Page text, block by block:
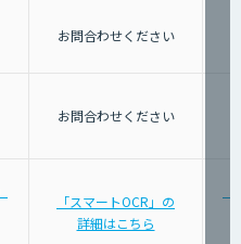
お問合わせください
お問合わせください
「スマートOCR」の
詳細はこちら